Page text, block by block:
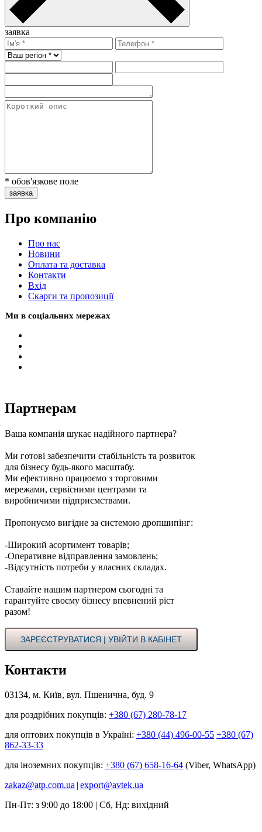
заявка
* обов'язкове поле
заявка
Про компанію
Про нас
Новини
Оплата та доставка
Контакти
Вхiд
Скарги та пропозиції
Ми в соціальних мережах
Партнерам
Ваша компанія шукає надійного партнера?
Ми готові забезпечити стабільність та розвиток
для бізнесу будь-якого масштабу.
Ми ефективно працюємо з торговими
мережами, сервісними центрами та
виробничими підприємствами.
Пропонуємо вигідне за системою дропшипінг:
-Широкий асортимент товарів;
-Оперативне відправлення замовлень;
-Відсутність потреби у власних складах.
Ставайте нашим партнером сьогодні та
гарантуйте своєму бізнесу впевнений ріст
разом!
ЗАРЕЄСТРУВАТИСЯ | УВІЙТИ В КАБІНЕТ
Контакти
03134, м. Київ, вул. Пшенична, буд. 9
для роздрібних покупців: +380 (67) 280-78-17
для оптових покупців в Україні: +380 (44) 496-00-55 +380 (67)
862-33-33
для іноземних покупців: +380 (67) 658-16-64 (Viber, WhatsApp)
zakaz@atp.com.ua | export@avtek.ua
Пн-Пт: з 9:00 до 18:00 | Сб, Нд: вихідний